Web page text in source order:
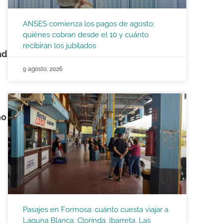
ANSES comienza los pagos de agosto:
quiénes cobran desde el 10 y cuánto
recibirán los jubilados
9 agosto, 2026
Pasajes en Formosa: cuánto cuesta viajar a
Laguna Blanca, Clorinda, Ibarreta, Las